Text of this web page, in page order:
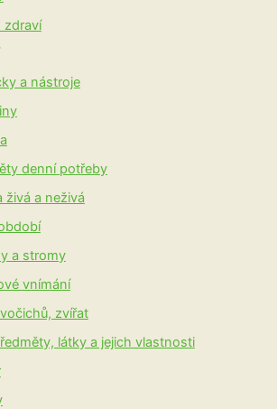
zdraví
a nástroje
denní potřeby
živá a neživá
a stromy
vnímání
zvířat
látky a jejich vlastnosti